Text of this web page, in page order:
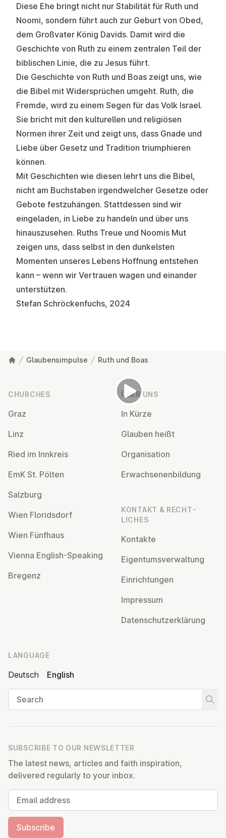
Diese Ehe bringt nicht nur Stabilität für Ruth und
Noomi, sondern führt auch zur Geburt von Obed,
dem Großvater König Davids. Damit wird die
Geschichte von Ruth zu einem zentralen Teil der
biblischen Linie, die zu Jesus führt.
Die Geschichte von Ruth und Boas zeigt uns, wie
die Bibel mit Widersprüchen umgeht. Ruth, die
Fremde, wird zu einem Segen für das Volk Israel.
Sie bricht mit den kulturellen und religiösen
Normen ihrer Zeit und zeigt uns, dass Gnade und
Liebe über Gesetz und Tradition triumphieren
können.
Mit Geschichten wie diesen lehrt uns die Bibel,
nicht am Buchstaben irgendwelcher Gesetze oder
Gebote festzuhängen. Stattdessen sind wir
eingeladen, in Liebe zu handeln und über uns
hinauszusehen. Ruths Treue und Noomis Mut
zeigen uns, dass selbst in den dunkelsten
Momenten unseres Lebens Hoffnung entstehen
kann – wenn wir Vertrauen wagen und einander
unterstützen.
Stefan Schröckenfuchs, 2024
Glaubensimpulse Ruth und Boas
CHURCHES
Graz
Linz
Ried im Innkreis
EmK St. Pölten
Salzburg
Wien Flor­idsdorf
Wien Fünfhaus
Vienna English-Speaking
Bregenz
ÜBER UNS
In Kürze
Glauben heißt
Or­gan­isa­tion
Er­wach­sen­en­bildung
KONTAKT & RECHT­
LICHES
Kontakte
Ei­gentums­ver­wal­tung
Ein­rich­tun­gen
Impressum
Datens­chutzerklärung
LANGUAGE
Deutsch
English
Search
SUBSCRIBE TO OUR NEWSLETTER
The latest news, articles and faith inspiration,
delivered regularly to your inbox.
Email address
Subscribe